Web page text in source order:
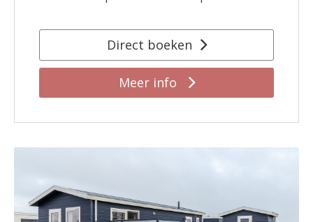
Direct boeken
Meer info